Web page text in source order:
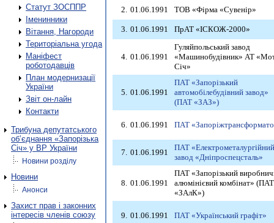
Статут ЗОСППР
Іменинники
Вітання, Нагороди
Територіальна угода
Маніфест
роботодавців
План модернизації
України
Звіт он-лайн
Контакти
Трибуна депутатського
об’єднання «Запорізька
Січ» у ВР України
Новини розділу
Новини
Анонси
Захист прав і законних
інтересів членів союзу
2. 01.06.1991 ТОВ «Фірма «Сувенір»
3. 01.06.1991 ПрАТ «ІСКОЖ-2000»
4. 01.06.1991
Гуляйпольський завод
«Машинобудівник» АТ
Січ»
5. 01.06.1991
ПАТ «Запорізький
автомобілебудівний завод»
(ПАТ «ЗАЗ»)
6. 01.06.1991 ПАТ
7. 01.06.1991
ПАТ «Електрометалургійний
завод «Дніпроспецсталь»
8. 01.06.1991
ПАТ «Запорізький
алюмінієвий комбінат» (ПАТ
«ЗАлК»)
9. 01.06.1991 ПАТ «Український графіт»